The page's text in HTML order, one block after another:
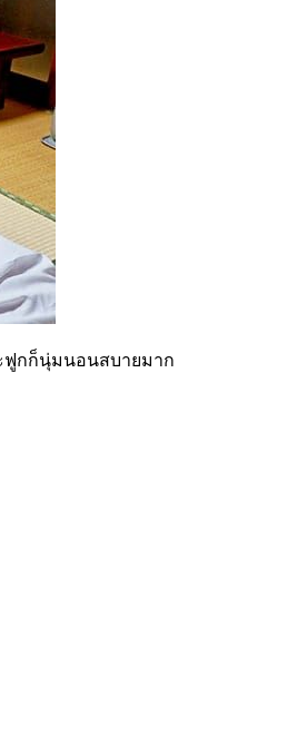
ฟูกก็นุ่มนอนสบายมาก